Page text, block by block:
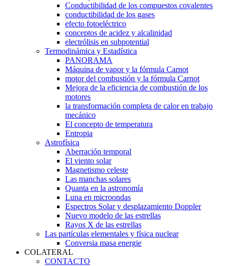
Conductibilidad de los compuestos covalentes
conductibilidad de los gases
efecto fotoeléctrico
conceptos de acidez y alcalinidad
electrólisis en subpotential
Termodinámica y Estadística
PANORAMA
Máquina de vapor y la fórmula Carnot
motor del combustión y la fórmula Carnot
Mejora de la eficiencia de combustión de los
motores
la transformación completa de calor en trabajo
mecánico
El concepto de temperatura
Entropia
Astrofísica
Aberración temporal
El viento solar
Magnetismo celeste
Las manchas solares
Quanta en la astronomía
Luna en microondas
Espectros Solar y desplazamiento Doppler
Nuevo modelo de las estrellas
Rayos X de las estrellas
Las partículas elementales y física nuclear
Conversia masa energie
COLATERAL
CONTACTO